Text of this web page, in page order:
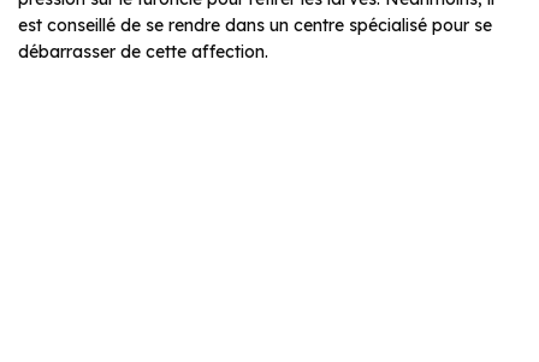
est conseillé de se rendre dans un centre spécialisé pour se
débarrasser de cette affection.